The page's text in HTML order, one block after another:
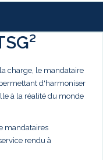
charge, le mandataire
d'harmoniser
à la réalité du monde
mandataires
rendu à